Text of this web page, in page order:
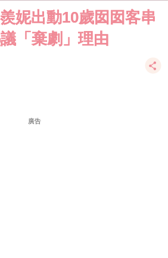
妮出動10歲囡囡客串
「棄劇」理由
廣告